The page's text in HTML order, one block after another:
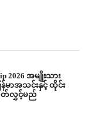
2026 အမျိုးသား
မာအသင်းနှင့် ထိုင်း
တ်လွှင့်မည်